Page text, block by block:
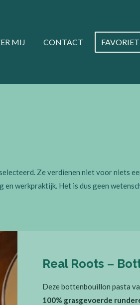
MIJ CONTACT
Ze verdienen niet voor niets
werkpraktijk. Het is dus geen
Real Roots –
Deze bottenbouillon pasta
100% grasgevoerde